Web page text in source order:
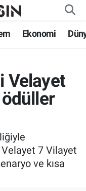
Ekonomi
Velayet
ödüller
7 Vilayet
ve kısa